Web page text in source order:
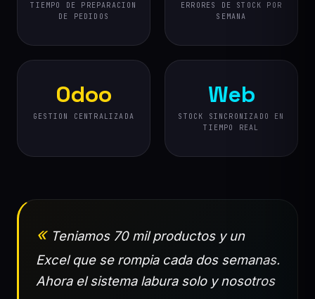
TIEMPO DE PREPARACION
DE PEDIDOS
ERRORES DE STOCK POR
SEMANA
Odoo
GESTION CENTRALIZADA
Web
STOCK SINCRONIZADO EN
TIEMPO REAL
Teniamos 70 mil productos y un
Excel que se rompia cada dos semanas.
Ahora el sistema labura solo y nosotros